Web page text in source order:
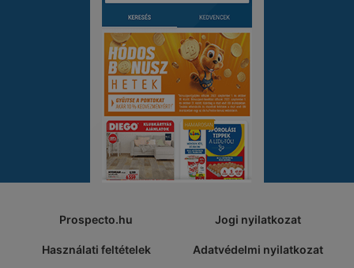
Prospecto.hu Jogi nyilatkozat
Használati feltételek Adatvédelmi nyilatkozat